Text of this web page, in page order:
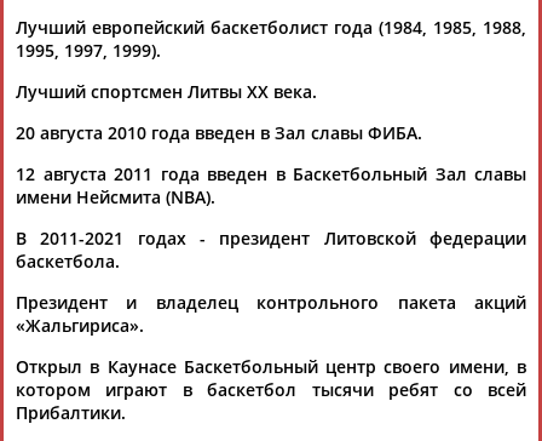
ЦЕЛИ ПРОЕКТА
Вопросы сотрудничества и совместной деятельности
© Стадион, 1998-2026
Адресов в новостной рассылке: 996
Подпишись
Лучший европейский баскетболист года (1984, 1985, 1988,
1995, 1997, 1999).
Лучший спортсмен Литвы XX века.
20 августа 2010 года введен в Зал славы ФИБА.
12 августа 2011 года введен в Баскетбольный Зал славы
имени Нейсмита (NBA).
В 2011-2021 годах - президент Литовской федерации
баскетбола.
Президент и владелец контрольного пакета акций
«Жальгириса».
Открыл в Каунасе Баскетбольный центр своего имени, в
котором играют в баскетбол тысячи ребят со всей
Прибалтики.